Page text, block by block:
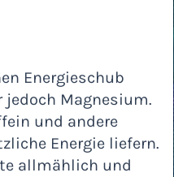
Energieschub
jedoch Magnesium.
und andere
Energie liefern.
allmählich und